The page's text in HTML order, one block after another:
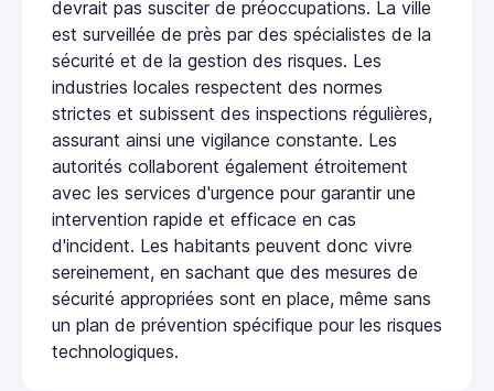
devrait pas susciter de préoccupations. La ville
est surveillée de près par des spécialistes de la
sécurité et de la gestion des risques. Les
industries locales respectent des normes
strictes et subissent des inspections régulières,
assurant ainsi une vigilance constante. Les
autorités collaborent également étroitement
avec les services d'urgence pour garantir une
intervention rapide et efficace en cas
d'incident. Les habitants peuvent donc vivre
sereinement, en sachant que des mesures de
sécurité appropriées sont en place, même sans
un plan de prévention spécifique pour les risques
technologiques.